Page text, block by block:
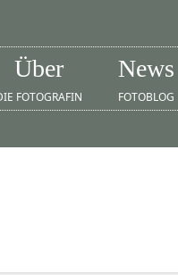
Über
FOTOGRAFIN
News
FOTOBLOG